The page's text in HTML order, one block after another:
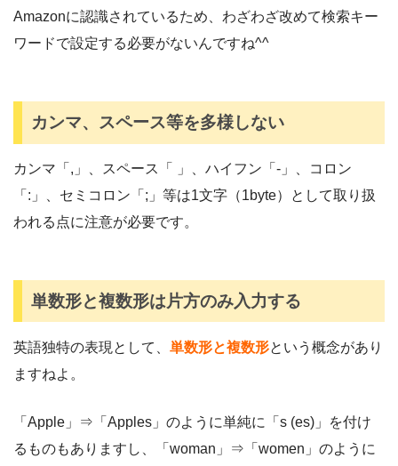
Amazonに認識されているため、わざわざ改めて検索キー
ワードで設定する必要がないんですね^^
カンマ、スペース等を多様しない
カンマ「,」、スペース「 」、ハイフン「-」、コロン
「:」、セミコロン「;」等は1文字（1byte）として取り扱
われる点に注意が必要です。
単数形と複数形は片方のみ入力する
英語独特の表現として、 単数形と複数形という概念があり
ますねよ。
「Apple」⇒「Apples」のように単純に「s (es)」を付け
るものもありますし、「woman」⇒「women」のように